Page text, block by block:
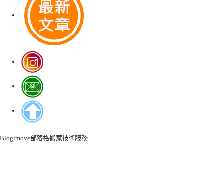
Blogimove部落格搬家技術服務